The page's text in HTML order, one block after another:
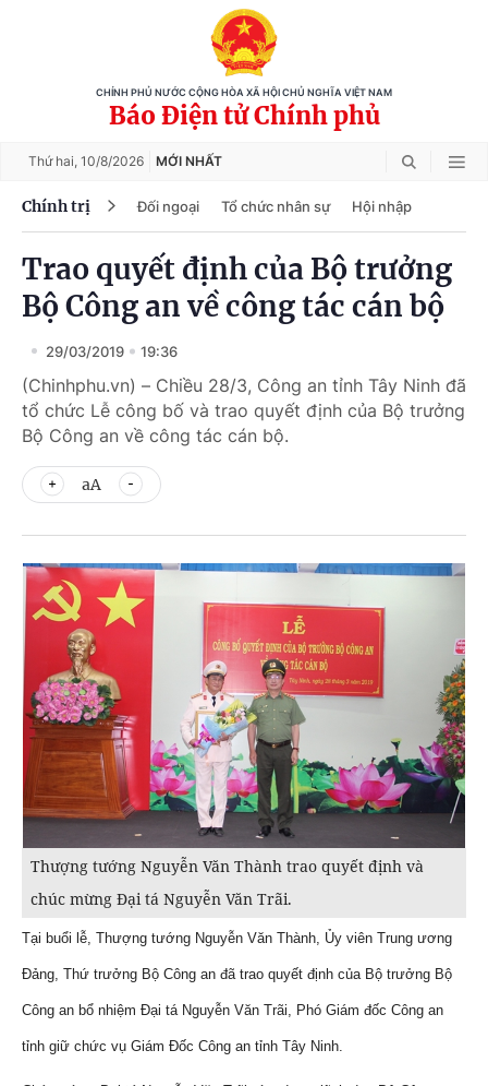
CHÍNH PHỦ NƯỚC CỘNG HÒA XÃ HỘI CHỦ NGHĨA VIỆT NAM
Báo Điện tử Chính phủ
Thứ hai, 10/8/2026 MỚI NHẤT
Chính trị Đối ngoại Tổ chức nhân sự Hội nhập
Trao quyết định của Bộ trưởng
Bộ Công an về công tác cán bộ
29/03/2019 19:36
(Chinhphu.vn) – Chiều 28/3, Công an tỉnh Tây Ninh đã
tổ chức Lễ công bố và trao quyết định của Bộ trưởng
Bộ Công an về công tác cán bộ.
aA
Thượng tướng Nguyễn Văn Thành trao quyết định và
chúc mừng Đại tá Nguyễn Văn Trãi.
Tại buổi lễ, Thượng tướng Nguyễn Văn Thành, Ủy viên Trung ương
Đảng, Thứ trưởng Bộ Công an đã trao quyết định của Bộ trưởng Bộ
Công an bổ nhiệm Đại tá Nguyễn Văn Trãi, Phó Giám đốc Công an
tỉnh giữ chức vụ Giám Đốc Công an tỉnh Tây Ninh.